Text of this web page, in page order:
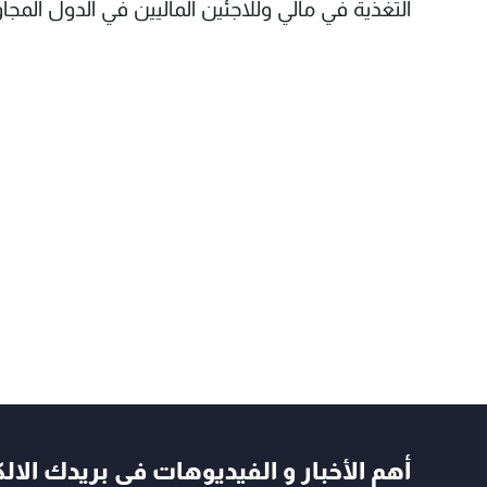
التغذية في مالي وللاجئين الماليين في الدول
أهم الأخبار و الفيديوهات في بريدك